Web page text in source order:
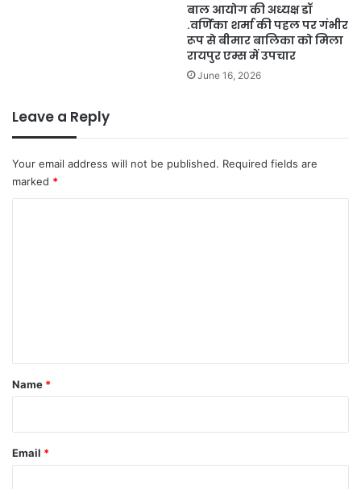
बाल आयोग की अध्यक्ष डॉ
.वर्णिका शर्मा की पहल पर गंभीर
रूप से बीमार बालिका को मिला
रायपुर एम्स में उपचार
June 16, 2026
Leave a Reply
Your email address will not be published. Required fields are
marked *
*
Name *
Email *